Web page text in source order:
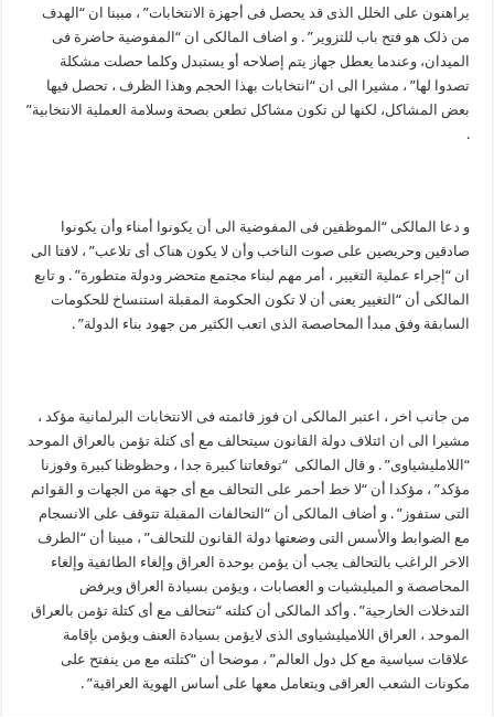
یراهنون على الخلل الذی قد یحصل فی أجهزة الانتخابات” ، مبینا ان “الهدف
من ذلک هو فتح باب للتزویر” . و اضاف المالکی ان “المفوضیة حاضرة فی
المیدان، وعندما یعطل جهاز یتم إصلاحه أو یستبدل وکلما حصلت مشکلة
تصدوا لها” ، مشیرا الى ان “انتخابات بهذا الحجم وهذا الظرف ، تحصل فیها
بعض المشاکل، لکنها لن تکون مشاکل تطعن بصحة وسلامة العملیة الانتخابیة”
.
و دعا المالکی “الموظفین فی المفوضیة الى أن یکونوا أمناء وأن یکونوا
صادقین وحریصین على صوت الناخب وأن لا یکون هناک أی تلاعب” ، لافتا الى
ان “إجراء عملیة التغییر ، أمر مهم لبناء مجتمع متحضر ودولة متطورة” . و تابع
المالکی أن “التغییر یعنی أن لا تکون الحکومة المقبلة استنساخ للحکومات
السابقة وفق مبدأ المحاصصة الذی اتعب الکثیر من جهود بناء الدولة” .
من جانب اخر ، اعتبر المالکی ان فوز قائمته فی الانتخابات البرلمانیة مؤکد ،
مشیرا الى ان ائتلاف دولة القانون سیتحالف مع أی کتلة تؤمن بالعراق الموحد
“اللاملیشیاوی” . و قال المالکی “توقعاتنا کبیرة جدا ، وحظوظنا کبیرة وفوزنا
مؤکد” ، مؤکدا أن “لا خط أحمر على التحالف مع أی جهة من الجهات و القوائم
التی ستفوز” . و أضاف المالکی أن “التحالفات المقبلة تتوقف على الانسجام
مع الضوابط والأسس التی وضعتها دولة القانون للتحالف” ، مبینا أن “الطرف
الاخر الراغب بالتحالف یجب أن یؤمن بوحدة العراق وإلغاء الطائفیة وإلغاء
المحاصصة و المیلیشیات و العصابات ، ویؤمن بسیادة العراق ویرفض
التدخلات الخارجیة” . وأکد المالکی أن کتلته “تتحالف مع أی کتلة تؤمن بالعراق
الموحد ، العراق اللامیلیشیاوی الذی لایؤمن بسیادة العنف ویؤمن بإقامة
علاقات سیاسیة مع کل دول العالم” ، موضحا أن “کتلته مع من ینفتح على
مکونات الشعب العراقی ویتعامل معها على أساس الهویة العراقیة” .